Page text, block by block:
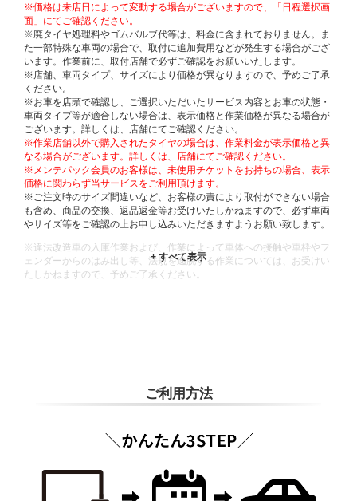
※価格は来店日によって変動する場合がございますので、「日程選択画
面」にてご確認ください。
※廃タイヤ処理料やゴムバルブ代等は、料金に含まれておりません。ま
た一部特殊な車両の場合で、取付に追加費用などが発生する場合がござ
います。作業前に、取付店舗で必ずご確認をお願いいたします。
※店舗、車両タイプ、サイズにより価格が異なりますので、予めご了承
ください。
※お車を店頭で確認し、ご選択いただいたサービス内容とお車の状態・
車両タイプ等が適合しない場合は、表示価格と作業価格が異なる場合が
ございます。詳しくは、店舗にてご確認ください。
※作業店舗以外で購入されたタイヤの場合は、作業料金が表示価格と異
なる場合がございます。詳しくは、店舗にてご確認ください。
※メンテパック会員のお客様は、未使用チケットをお持ちの場合、表示
価格に関わらず当サービスをご利用頂けます。
※ご注文時のサイズ間違いなど、お客様の責により取付ができない場合
も含め、商品の交換、返品返金等お受けいたしかねますので、必ず車両
やサイズ等をご確認の上お申し込みいただきますようお願い致します。
※違法改造車の入庫作業および、作業によって車体への接触や車枠やフ
ェンダーからのはみ出し等、法規を逸脱する作業については、お受けい
たしかねますので、予めご了承ください。
ご利用方法